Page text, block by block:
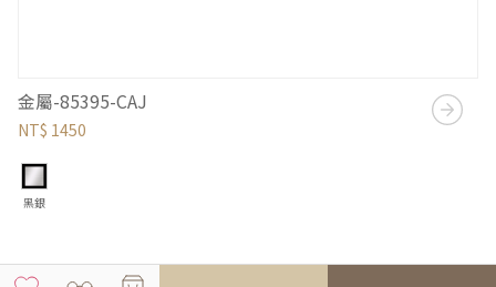
金屬-85395-CAJ
NT$ 1450
黑銀